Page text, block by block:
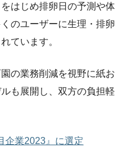
はじめ排卵日の予測や体
のユーザーに生理・排卵
ています。
の業務削減を視野に紙お
も展開し、双方の負担軽
企業2023』に選定